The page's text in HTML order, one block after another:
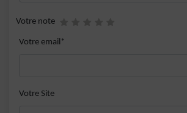
Votre note
Votre email*
Votre Site